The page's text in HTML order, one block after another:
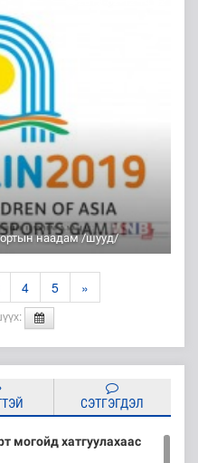
наадам /шууд/
4 5 »
СЭТГЭГДЭЛ
могойд хатгуулахаас